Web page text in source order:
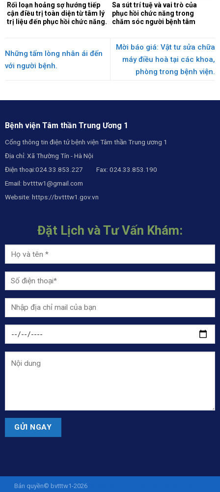
Rối loạn hoảng sợ hướng tiếp
cận điều trị toàn diện từ tâm lý
trị liệu đến phục hồi chức năng.
Sa sút trí tuệ và vai trò của
phục hồi chức năng trong
chăm sóc người bệnh tâm
Những tấm lòng nhân ái đến
với người bệnh.
Mời báo giá: Vật tư sửa chữa
máy điều hoà tại các khoa,
phòng trong bệnh viện.
Bệnh viện Tâm thần Trung Ương 1
Cổng thông tin điện tử bệnh viện Tâm thần Trung ương 1
Địa chỉ: Xã Thường Tín - Hà Nội
Điện thoại:024.33.853.227 Fax: 024.33.853.190
Email: bvtttw1@gmail.com
Website: https://bvtttw1.gov.vn
Đặt Lịch và Tư Vấn Khám:
Bản quyền© bvtttw1-2026